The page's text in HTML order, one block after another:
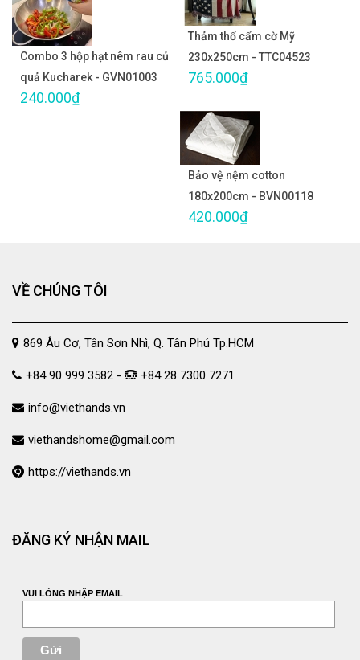
Combo 3 hộp hạt nêm rau củ
quả Kucharek - GVN01003
240.000₫
Thảm thổ cẩm cờ Mỹ
230x250cm - TTC04523
765.000₫
Bảo vệ nệm cotton
180x200cm - BVN00118
420.000₫
VỀ CHÚNG TÔI
869 Âu Cơ, Tân Sơn Nhì, Q. Tân Phú Tp.HCM
+84 90 999 3582 - +84 28 7300 7271
info@viethands.vn
viethandshome@gmail.com
https://viethands.vn
ĐĂNG KÝ NHẬN MAIL
VUI LÒNG NHẬP EMAIL